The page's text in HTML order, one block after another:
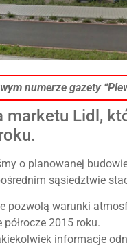
numerze gazety
marketu Lidl,
o planowanej
sąsiedztwie
pozwolą warunki
2015 roku.
informacje